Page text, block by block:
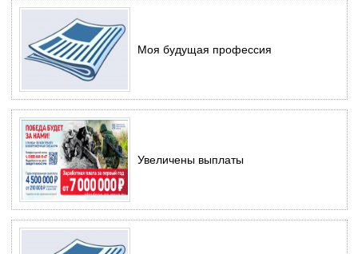
Моя будущая профессия
Увеличены выплаты